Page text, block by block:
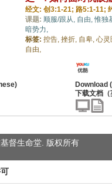
经文: 创3:1-21; 路5:1-11;
课题: 顺服/跟从, 自由,惟独
暗势力,
标签: 控告, 挫折, 自卑, 心
自由,
督生命堂. 版权所有